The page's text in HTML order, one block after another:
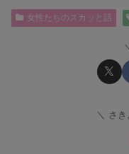
女性たちのスカッと話
さ